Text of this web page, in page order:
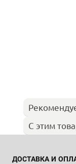
С этим
ДОСТАВКА И